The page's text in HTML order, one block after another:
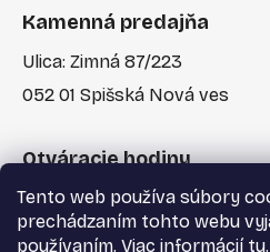
Tento web používa súbory
prechádzaním tohto webu
používaním. Viac informácií tu.
Kamenná predajňa
Ulica: Zimná 87/223
052 01 Spišská Nová ves
Otváracie hodiny
Po-Pia: 7:30 - 17:00